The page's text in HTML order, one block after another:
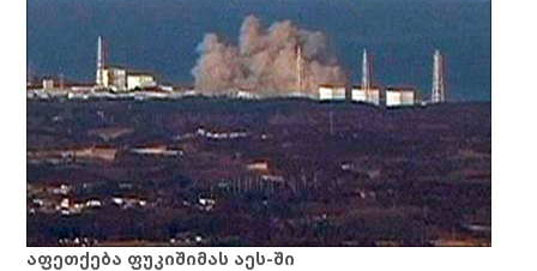
აფეთქება ფუკიშიმას აეს-ში